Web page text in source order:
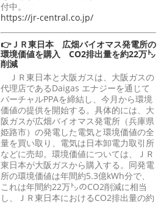
付中。
https://jr-central.co.jp/
👉ＪＲ東日本 広畑バイオマス発電所の
環境価値を購入 CO2排出量を約22万㌧
削減
ＪＲ東日本と大阪ガスは、大阪ガスの
代理店であるDaigas エナジーを通じて
バーチャルPPAを締結し、今月から環境
価値の提供を開始する。具体的には、大
阪ガスが広畑バイオマス発電所（兵庫県
姫路市）の発電した電気と環境価値の全
量を買い取り、電気は日本卸電力取引所
などに売却。環境価値については、ＪＲ
東日本が大阪ガスから購入する。同発電
所の環境価値は年間約5.3億kWh分で、
これは年間約22万㌧のCO2削減に相当
し、ＪＲ東日本におけるCO2排出量の約